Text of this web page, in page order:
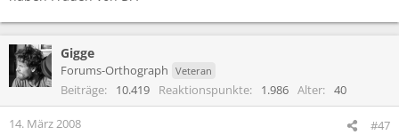
Gigge
Forums-Orthograph Veteran
Beiträge 10.419 Reaktionspunkte 1.986 Alter 40
14. März 2008 #47